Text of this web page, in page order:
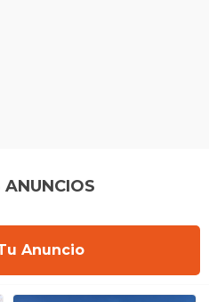
ANUNCIOS
Anuncio